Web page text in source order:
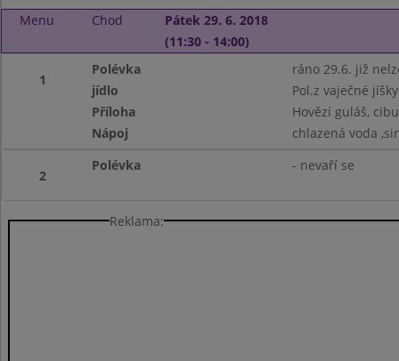
Menu Chod
Pátek 29. 6. 2018
(11:30 - 14:00)
1
Polévka
ráno 29.6. již
jídlo
Pol.z vaječné jíšky
Příloha
Hovězí guláš,
Nápoj
chlazená voda
2
Polévka - nevaří se
Reklama: